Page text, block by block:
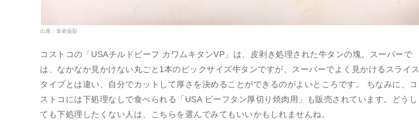
出典：筆者撮影
コストコの「USAチルドビーフ カワムキタンVP」は、皮剥き処理された牛タンの塊。スーパーで
は、なかなか見かけない丸ごと1本のビックサイズ牛タンですが、スーパーでよく見かけるスライス
タイプとは違い、自分でカットして厚さを決めることができるのがよいところです。 ちなみに、コ
ストコには下処理なしで食べられる「USA ビーフタン厚切り焼肉用」も販売されています。どうし
ても下処理したくない人は、こちらを選んでみてもいいかもしれませんね。